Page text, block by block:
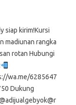
siap kirim!Kursi
madiunan rangka
rotan Hubungi
wa.me/6285647
Dukung